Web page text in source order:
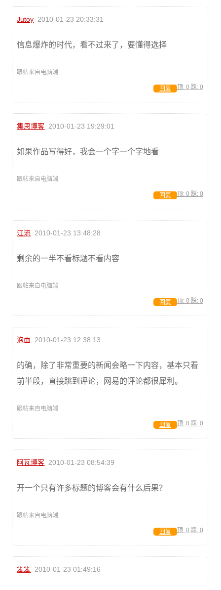
Jutoy 2010-01-23 20:33:31
信息爆炸的时代，看不过来了，要懂得选择
跟帖来自电脑端
顶: 0 踩: 0
回复
集思博客 2010-01-23 19:29:01
如果作品写得好，我会一个字一个字地看
跟帖来自电脑端
顶: 0 踩: 0
回复
江流 2010-01-23 13:48:28
剩余的一半不看标题不看内容
跟帖来自电脑端
顶: 0 踩: 0
回复
泡面 2010-01-23 12:38:13
的确，除了非常重要的新闻会略一下内容，基本只看
前半段，直接跳到评论，网易的评论都很犀利。
跟帖来自电脑端
顶: 0 踩: 0
回复
阿瓦博客 2010-01-23 08:54:39
开一个只有许多标题的博客会有什么后果？
跟帖来自电脑端
顶: 0 踩: 0
回复
笨笨 2010-01-23 01:49:16